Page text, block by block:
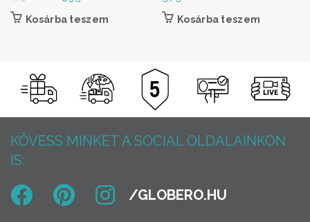
price was:
Kosárba teszem Kosárba teszem
KÖVESS MINKET A SOCIAL OLDALAINKON
IS: